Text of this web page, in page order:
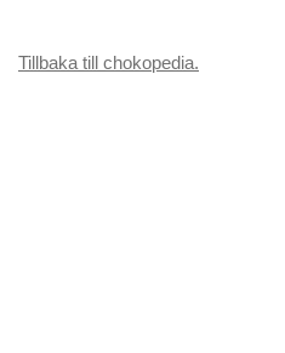
Tillbaka till chokopedia.